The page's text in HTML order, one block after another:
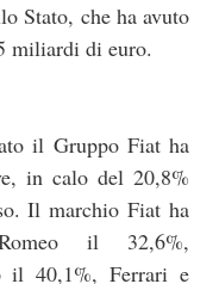
Stato, che ha avuto
miliardi di euro.
il Gruppo Fiat ha
in calo del 20,8%
Il marchio Fiat ha
il 32,6%,
il 40,1%, Ferrari e